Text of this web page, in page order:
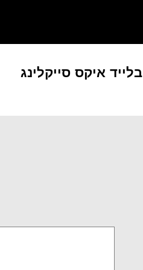
בלייד איקס סייקלינג